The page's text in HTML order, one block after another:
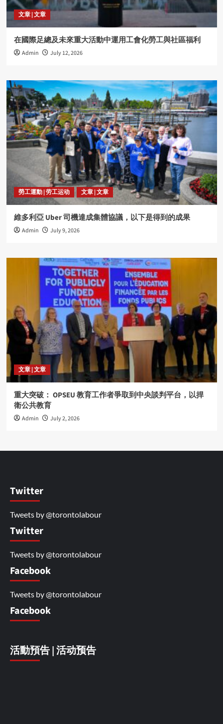
文章 | 文章
在國際足總及未來重大活動中運用工會化勞工與社區福利
Admin July 12, 2026
勞工運動 | 劳工运动 文章 | 文章
維多利亞 Uber 司機達成集體協議，以下是得到的成果
Admin July 9, 2026
文章 | 文章
重大突破： OPSEU 教育工作者爭取到中央談判平台，以捍
衛公共教育
Admin July 2, 2026
Twitter
Tweets by @torontolabour
Twitter
Tweets by @torontolabour
Facebook
Tweets by @torontolabour
Facebook
活動預告 | 活动预告